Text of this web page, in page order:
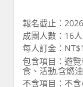
報名截止：
成團人數：16人
每人訂金：
包含項目：遊
食、活動,含燃
不含項目：不